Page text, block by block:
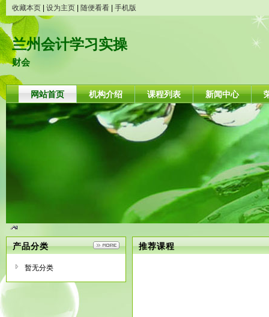
收藏本页 设为主页 随便看看 手机版
兰州会计学习实操
财会
网站首页 机构介绍 课程列表 新闻中心
产品分类
暂无分类
推荐课程